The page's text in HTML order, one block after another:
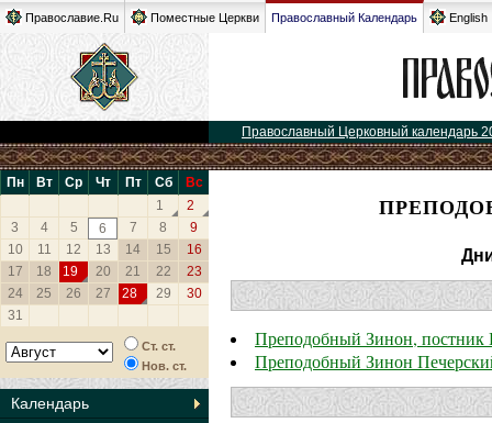
Православие.Ru Поместные Церкви Православный Календарь English
Православный Церковный календарь
Пн Вт Ср Чт Пт Сб
Вс
1
2
3
4 5 6 7 8
9
10
11 12 13 14 15
16
17
18 19 20 21 22
23
24
25 26 27 28 29
30
31
Ст. ст.
Нов. ст.
Календарь
Преподобный Зинон, постник
Преподобный Зинон